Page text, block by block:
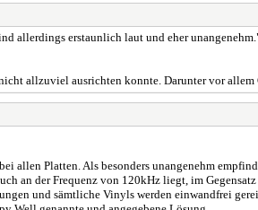
allerdings erstaunlich laut und eher
allzuviel ausrichten konnte. Darunter vor allem
allen Platten. Als besonders unangenehm
an der Frequenz von 120kHz liegt, im
und sämtliche Vinyls werden einwandfrei